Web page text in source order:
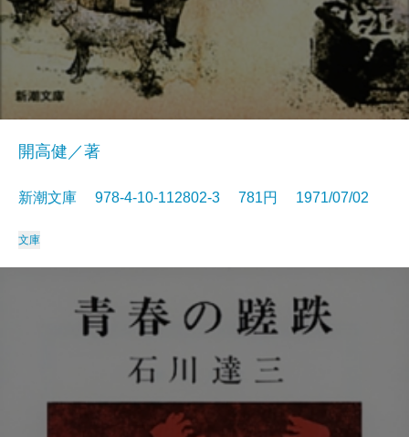
開高健／著
新潮文庫 978-4-10-112802-3 781円 1971/07/02
文庫